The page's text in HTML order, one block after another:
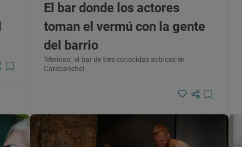
El bar donde los actores
toman el vermú con la gente
del barrio
'Merinas', el bar de tres conocidas actrices en
Carabanchel